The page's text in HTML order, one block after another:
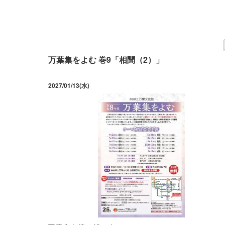
万葉集をよむ 巻9「相聞（2）」
2027/01/13(水)